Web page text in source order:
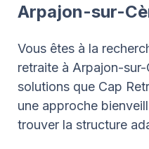
Arpajon-sur-
Vous êtes à la
retraite à Arpajon-
solutions que Cap
une approche
trouver la structure